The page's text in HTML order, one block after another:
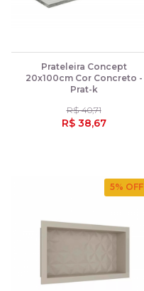
Prateleira Concept
20x100cm Cor Concreto -
Prat-k
R$ 40,71
R$ 38,67
5% OFF